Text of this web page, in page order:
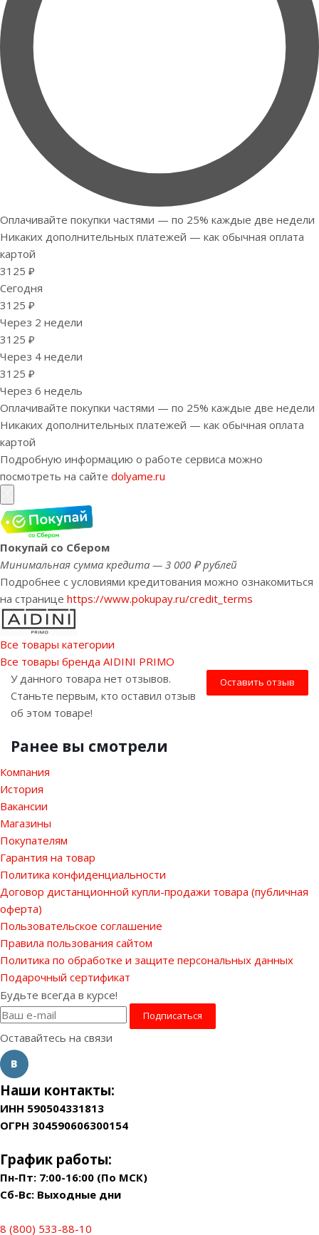
Оплачивайте покупки частями — по 25% каждые две недели
Никаких дополнительных платежей — как обычная оплата
картой
3125 ₽
Сегодня
3125 ₽
Через 2 недели
3125 ₽
Через 4 недели
3125 ₽
Через 6 недель
Оплачивайте покупки частями — по 25% каждые две недели
Никаких дополнительных платежей — как обычная оплата
картой
Подробную информацию о работе сервиса можно
посмотреть на сайте dolyame.ru
Покупай со Сбером
Минимальная сумма кредита — 3 000 ₽ рублей
Подробнее с условиями кредитования можно ознакомиться
на странице https://www.pokupay.ru/credit_terms
Все товары категории
Все товары бренда AIDINI PRIMO
Оставить отзыв
У данного товара нет отзывов.
Станьте первым, кто оставил отзыв
об этом товаре!
Ранее вы смотрели
Компания
История
Вакансии
Магазины
Покупателям
Гарантия на товар
Политика конфиденциальности
Договор дистанционной купли-продажи товара (публичная
оферта)
Пользовательское соглашение
Правила пользования сайтом
Политика по обработке и защите персональных данных
Подарочный сертификат
Будьте всегда в курсе!
Оставайтесь на связи
Наши контакты:
ИНН 590504331813
ОГРН 304590606300154
График работы:
Пн-Пт: 7:00-16:00 (По МСК)
Сб-Вс: Выходные дни
8 (800) 533-88-10